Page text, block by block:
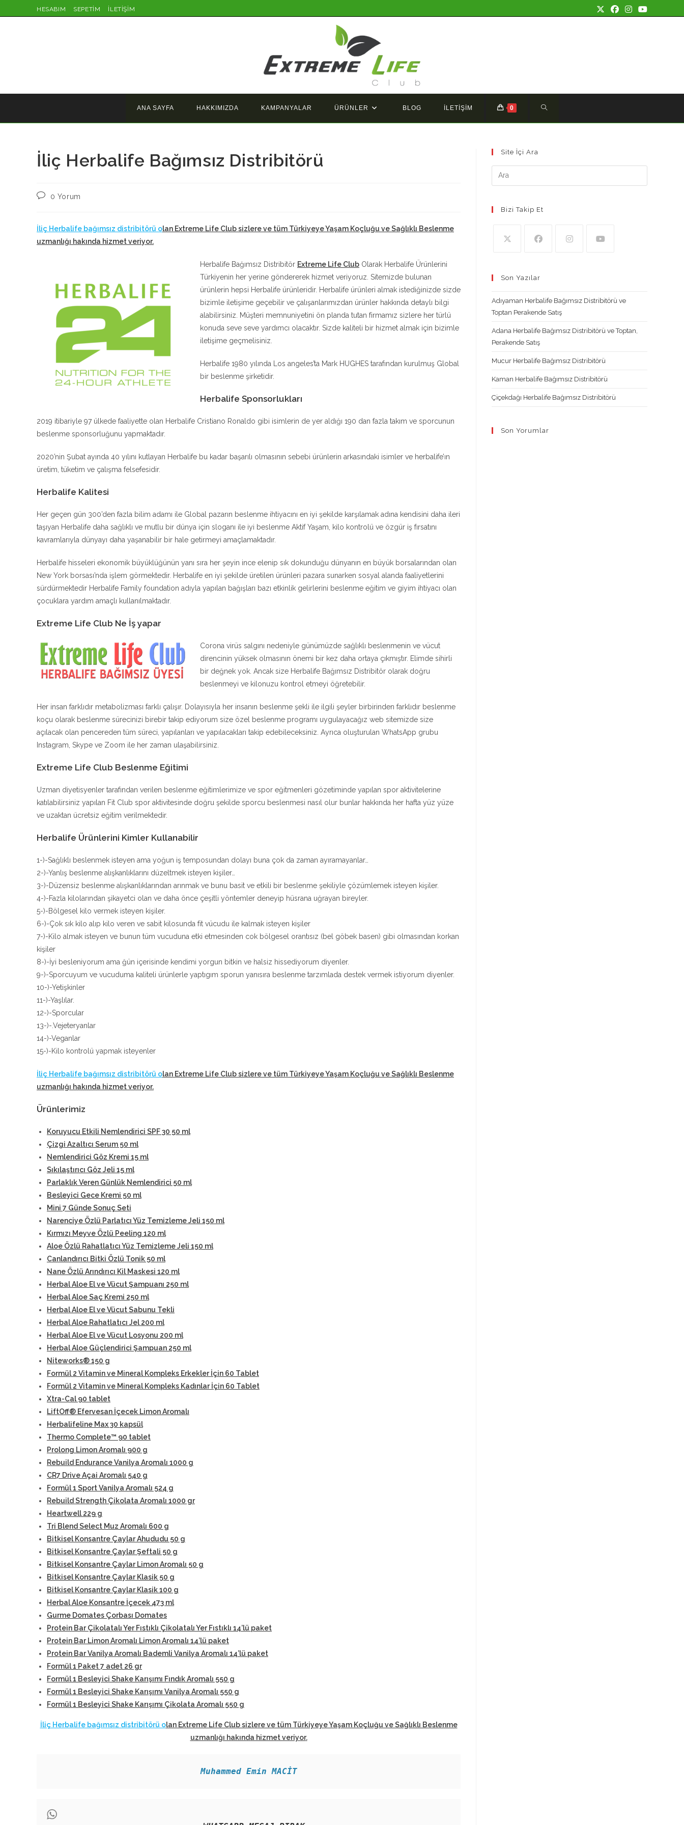
to
HESABIM SEPETİM İLETİŞİM
ANA SAYFA HAKKIMIZDA KAMPANYALAR ÜRÜNLER BLOG İLETİŞİM 0 TOGGLE
SEARCH
İliç Herbalife Bağımsız Distribitörü
Post0 Yorum
İliç Herbalife bağımsız distribitörü olan Extreme Life Club sizlere ve tüm Türkiyeye Yaşam Koçluğu ve Sağlıklı Beslenme
uzmanlığı hakında hizmet veriyor.
Herbalife Bağımsız Distribitör Extreme Life Club Olarak Herbalife Ürünlerini
Türkiyenin her yerine göndererek hizmet veriyoruz. Sitemizde bulunan
ürünlerin hepsi Herbalife ürünleridir. Herbalife ürünleri almak istediğinizde sizde
bizimle iletişime geçebilir ve çalışanlarımızdan ürünler hakkında detaylı bilgi
alabilirsiniz. Müşteri memnuniyetini ön planda tutan firmamız sizlere her türlü
konuda seve seve yardımcı olacaktır. Sizde kaliteli bir hizmet almak için bizimle
iletişime geçmelisiniz.
Herbalife 1980 yılında Los angeles’ta Mark HUGHES tarafından kurulmuş Global
bir beslenme şirketidir.
Herbalife Sponsorlukları
2019 itibariyle 97 ülkede faaliyette olan Herbalife Cristiano Ronaldo gibi isimlerin de yer aldığı 190 dan fazla takım ve sporcunun
beslenme sponsorluğunu yapmaktadır.
2020’nin Şubat ayında 40 yılını kutlayan Herbalife bu kadar başarılı olmasının sebebi ürünlerin arkasındaki isimler ve herbalife’ın
üretim, tüketim ve çalışma felsefesidir.
Herbalife Kalitesi
Her geçen gün 300’den fazla bilim adamı ile Global pazarın beslenme ihtiyacını en iyi şekilde karşılamak adına kendisini daha ileri
taşıyan Herbalife daha sağlıklı ve mutlu bir dünya için sloganı ile iyi beslenme Aktif Yaşam, kilo kontrolü ve özgür iş fırsatını
kavramlarıyla dünyayı daha yaşanabilir bir hale getirmeyi amaçlamaktadır.
Herbalife hisseleri ekonomik büyüklüğünün yanı sıra her şeyin ince elenip sık dokunduğu dünyanın en büyük borsalarından olan
New York borsası’nda işlem görmektedir. Herbalife en iyi şekilde üretilen ürünleri pazara sunarken sosyal alanda faaliyetlerini
sürdürmektedir Herbalife Family foundation adıyla yapılan bağışları bazı etkinlik gelirlerini beslenme eğitim ve giyim ihtiyacı olan
çocuklara yardım amaçlı kullanılmaktadır.
Extreme Life Club Ne İş yapar
Corona virüs salgını nedeniyle günümüzde sağlıklı beslenmenin ve vücut
direncinin yüksek olmasının önemi bir kez daha ortaya çıkmıştır. Elimde sihirli
bir değnek yok. Ancak size Herbalife Bağımsız Distribitör olarak doğru
beslenmeyi ve kilonuzu kontrol etmeyi öğretebilir.
Her insan farklıdır metabolizması farklı çalışır. Dolayısıyla her insanın beslenme şekli ile ilgili şeyler birbirinden farklıdır beslenme
koçu olarak beslenme sürecinizi birebir takip ediyorum size özel beslenme programı uygulayacağız web sitemizde size
açılacak olan pencereden tüm süreci, yapılanları ve yapılacakları takip edebileceksiniz. Ayrıca oluşturulan WhatsApp grubu
Instagram, Skype ve Zoom ile her zaman ulaşabilirsiniz.
Extreme Life Club Beslenme Eğitimi
Uzman diyetisyenler tarafından verilen beslenme eğitimlerimize ve spor eğitmenleri gözetiminde yapılan spor aktivitelerine
katılabilirsiniz yapılan Fit Club spor aktivitesinde doğru şekilde sporcu beslenmesi nasıl olur bunlar hakkında her hafta yüz yüze
ve uzaktan ücretsiz eğitim verilmektedir.
Herbalife Ürünlerini Kimler Kullanabilir
1-)-Sağlıklı beslenmek isteyen ama yoğun iş temposundan dolayı buna çok da zaman ayıramayanlar…
2-)-Yanlış beslenme alışkanlıklarını düzeltmek isteyen kişiler…
3-)-Düzensiz beslenme alışkanlıklarından arınmak ve bunu basit ve etkili bir beslenme şekiliyle çözümlemek isteyen kişiler.
4-)-Fazla kilolarından şikayetci olan ve daha önce çeşitli yöntemler deneyip hüsrana uğrayan bireyler.
5-)-Bölgesel kilo vermek isteyen kişiler.
6-)-Çok sık kilo alıp kilo veren ve sabit kilosunda fit vücudu ile kalmak isteyen kişiler
7-)-Kilo almak isteyen ve bunun tüm vucuduna etki etmesinden cok bölgesel orantısız (bel göbek basen) gibi olmasından korkan
kişiler
8-)-İyi besleniyorum ama ğün içerisinde kendimi yorgun bitkin ve halsiz hissediyorum diyenler.
9-)-Sporcuyum ve vucuduma kaliteli ürünlerle yaptıgım sporun yanısıra beslenme tarzımlada destek vermek istiyorum diyenler.
10-)-Yetişkinler
11-)-Yaşlılar.
12-)-Sporcular
13-)-.Vejeteryanlar
14-)-Veganlar
15-)-Kilo kontrolü yapmak isteyenler
İliç Herbalife bağımsız distribitörü olan Extreme Life Club sizlere ve tüm Türkiyeye Yaşam Koçluğu ve Sağlıklı Beslenme
uzmanlığı hakında hizmet veriyor.
Ürünlerimiz
Koruyucu Etkili Nemlendirici SPF 30 50 ml
Çizgi Azaltıcı Serum 50 ml
Nemlendirici Göz Kremi 15 ml
Sıkılaştırıcı Göz Jeli 15 ml
Parlaklık Veren Günlük Nemlendirici 50 ml
Besleyici Gece Kremi 50 ml
Mini 7 Günde Sonuç Seti
Narenciye Özlü Parlatıcı Yüz Temizleme Jeli 150 ml
Kırmızı Meyve Özlü Peeling 120 ml
Aloe Özlü Rahatlatıcı Yüz Temizleme Jeli 150 ml
Canlandırıcı Bitki Özlü Tonik 50 ml
Nane Özlü Arındırıcı Kil Maskesi 120 ml
Herbal Aloe El ve Vücut Şampuanı 250 ml
Herbal Aloe Saç Kremi 250 ml
Herbal Aloe El ve Vücut Sabunu Tekli
Herbal Aloe Rahatlatıcı Jel 200 ml
Herbal Aloe El ve Vücut Losyonu 200 ml
Herbal Aloe Güçlendirici Şampuan 250 ml
Niteworks® 150 g
Formül 2 Vitamin ve Mineral Kompleks Erkekler İçin 60 Tablet
Formül 2 Vitamin ve Mineral Kompleks Kadınlar İçin 60 Tablet
Xtra-Cal 90 tablet
LiftOff® Efervesan İçecek Limon Aromalı
Herbalifeline Max 30 kapsül
Thermo Complete™ 90 tablet
Prolong Limon Aromalı 900 g
Rebuild Endurance Vanilya Aromalı 1000 g
CR7 Drive Açai Aromalı 540 g
Formül 1 Sport Vanilya Aromalı 524 g
Rebuild Strength Çikolata Aromalı 1000 gr
Heartwell 229 g
Tri Blend Select Muz Aromalı 600 g
Bitkisel Konsantre Çaylar Ahududu 50 g
Bitkisel Konsantre Çaylar Şeftali 50 g
Bitkisel Konsantre Çaylar Limon Aromalı 50 g
Bitkisel Konsantre Çaylar Klasik 50 g
Bitkisel Konsantre Çaylar Klasik 100 g
Herbal Aloe Konsantre İçecek 473 ml
Gurme Domates Çorbası Domates
Protein Bar Çikolatalı Yer Fıstıklı Çikolatalı Yer Fıstıklı 14’lü paket
Protein Bar Limon Aromalı Limon Aromalı 14’lü paket
Protein Bar Vanilya Aromalı Bademli Vanilya Aromalı 14’lü paket
Formül 1 Paket 7 adet 26 gr
Formül 1 Besleyici Shake Karışımı Fındık Aromalı 550 g
Formül 1 Besleyici Shake Karışımı Vanilya Aromalı 550 g
Formül 1 Besleyici Shake Karışımı Çikolata Aromalı 550 g
İliç Herbalife bağımsız distribitörü olan Extreme Life Club sizlere ve tüm Türkiyeye Yaşam Koçluğu ve Sağlıklı Beslenme
uzmanlığı hakında hizmet veriyor.
Muhammed Emin MACİT
Site İçi Ara
Bizi Takip Et
a
new
tab
new
tab
new
tab
new
Son Yazılar
Adıyaman Herbalife Bağımsız Distribitörü ve
Toptan Perakende Satış
Adana Herbalife Bağımsız Distribitörü ve Toptan,
Perakende Satış
Mucur Herbalife Bağımsız Distribitörü
Kaman Herbalife Bağımsız Distribitörü
Çiçekdağı Herbalife Bağımsız Distribitörü
Son Yorumlar